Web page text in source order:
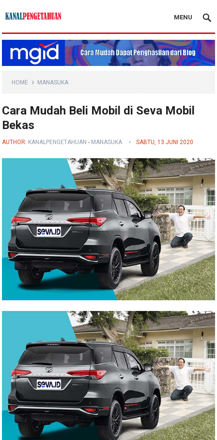
Kanal Pengetahuan
MENU
HOME MANASUKA
Cara Mudah Beli Mobil di Seva Mobil
Bekas
AUTHOR: KANALPENGETAHUAN - MANASUKA SABTU, 13 JUNI 2020